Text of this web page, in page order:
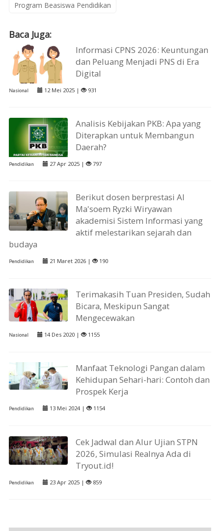
Program Beasiswa Pendidikan
Baca Juga:
Informasi CPNS 2026: Keuntungan
dan Peluang Menjadi PNS di Era
Digital
Nasional 12 Mei 2025 | 931
Analisis Kebijakan PKB: Apa yang
Diterapkan untuk Membangun
Daerah?
Pendidikan 27 Apr 2025 | 797
Berikut dosen berprestasi Al
Ma'soem Ryzki Wiryawan
akademisi Sistem Informasi yang
aktif melestarikan sejarah dan
budaya
Pendidikan 21 Maret 2026 | 190
Terimakasih Tuan Presiden, Sudah
Bicara, Meskipun Sangat
Mengecewakan
Nasional 14 Des 2020 | 1155
Manfaat Teknologi Pangan dalam
Kehidupan Sehari-hari: Contoh dan
Prospek Kerja
Pendidikan 13 Mei 2024 | 1154
Cek Jadwal dan Alur Ujian STPN
2026, Simulasi Realnya Ada di
Tryout.id!
Pendidikan 23 Apr 2025 | 859